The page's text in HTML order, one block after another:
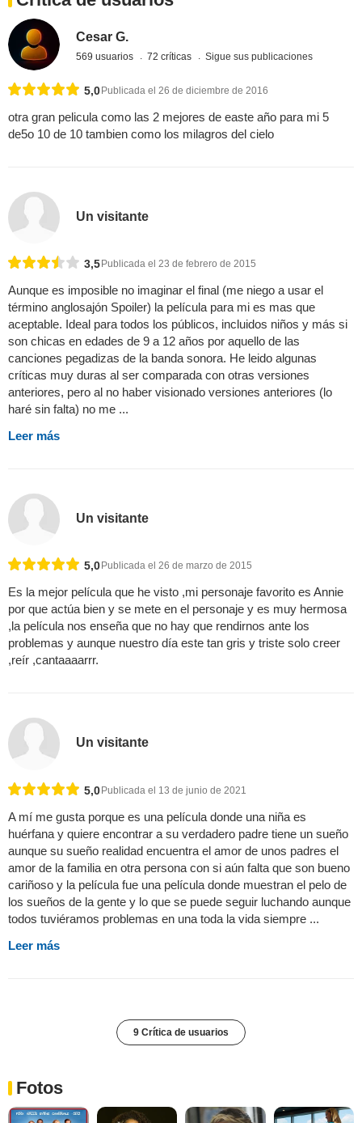
Cesar G.
569 usuarios 72 críticas Sigue sus publicaciones
5,0 Publicada el 26 de diciembre de 2016
otra gran pelicula como las 2 mejores de easte año para mi 5
de5o 10 de 10 tambien como los milagros del cielo
Un visitante
3,5 Publicada el 23 de febrero de 2015
Aunque es imposible no imaginar el final (me niego a usar el
término anglosajón Spoiler) la película para mi es mas que
aceptable. Ideal para todos los públicos, incluidos niños y más si
son chicas en edades de 9 a 12 años por aquello de las
canciones pegadizas de la banda sonora. He leido algunas
críticas muy duras al ser comparada con otras versiones
anteriores, pero al no haber visionado versiones anteriores (lo
haré sin falta) no me ...
Leer más
Un visitante
5,0 Publicada el 26 de marzo de 2015
Es la mejor película que he visto ,mi personaje favorito es Annie
por que actúa bien y se mete en el personaje y es muy hermosa
,la película nos enseña que no hay que rendirnos ante los
problemas y aunque nuestro día este tan gris y triste solo creer
,reír ,cantaaaarrr.
Un visitante
5,0Publicada el 13 de junio de 2021
A mí me gusta porque es una película donde una niña es
huérfana y quiere encontrar a su verdadero padre tiene un sueño
aunque su sueño realidad encuentra el amor de unos padres el
amor de la familia en otra persona con si aún falta que son bueno
cariñoso y la película fue una película donde muestran el pelo de
los sueños de la gente y lo que se puede seguir luchando aunque
todos tuviéramos problemas en una toda la vida siempre ...
Leer más
9 Crítica de usuarios
Fotos